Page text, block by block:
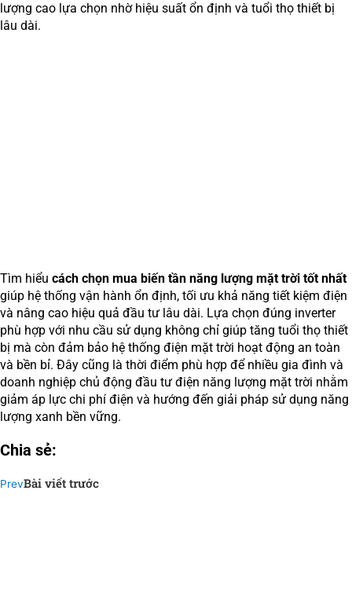
lượng cao lựa chọn nhờ hiệu suất ổn định và tuổi thọ thiết bị
lâu dài.
Tìm hiểu cách chọn mua biến tần năng lượng mặt trời tốt nhất
giúp hệ thống vận hành ổn định, tối ưu khả năng tiết kiệm điện
và nâng cao hiệu quả đầu tư lâu dài. Lựa chọn đúng inverter
phù hợp với nhu cầu sử dụng không chỉ giúp tăng tuổi thọ thiết
bị mà còn đảm bảo hệ thống điện mặt trời hoạt động an toàn
và bền bỉ. Đây cũng là thời điểm phù hợp để nhiều gia đình và
doanh nghiệp chủ động đầu tư điện năng lượng mặt trời nhằm
giảm áp lực chi phí điện và hướng đến giải pháp sử dụng năng
lượng xanh bền vững.
Chia sẻ:
PrevBài viết trước